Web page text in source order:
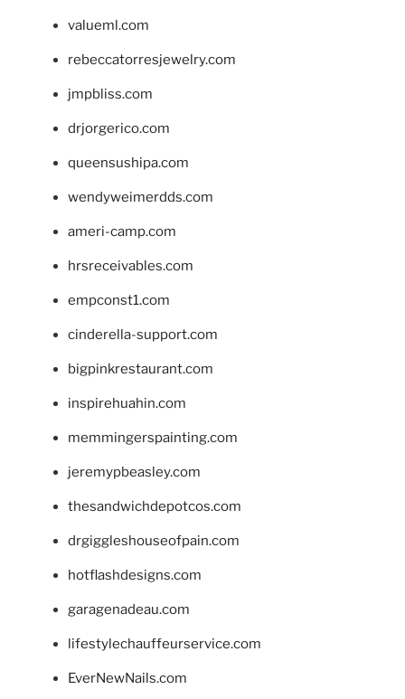
valueml.com
rebeccatorresjewelry.com
jmpbliss.com
drjorgerico.com
queensushipa.com
wendyweimerdds.com
ameri-camp.com
hrsreceivables.com
empconst1.com
cinderella-support.com
bigpinkrestaurant.com
inspirehuahin.com
memmingerspainting.com
jeremypbeasley.com
thesandwichdepotcos.com
drgiggleshouseofpain.com
hotflashdesigns.com
garagenadeau.com
lifestylechauffeurservice.com
EverNewNails.com